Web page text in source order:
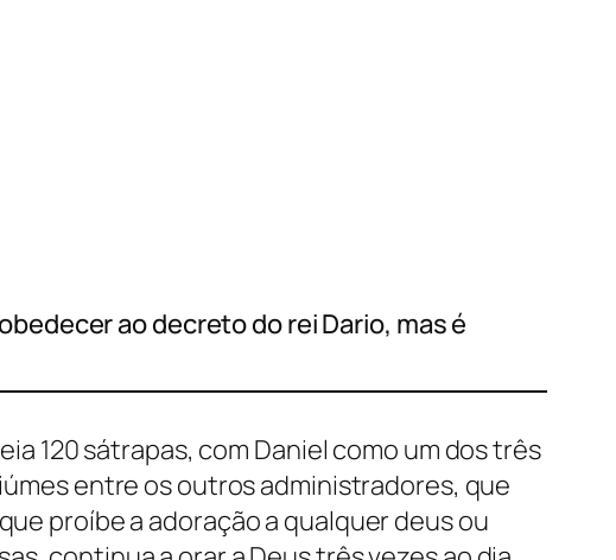
ao decreto do rei Dario, mas é
120 sátrapas, com Daniel como um dos três
entre os outros administradores, que
proíbe a adoração a qualquer deus ou